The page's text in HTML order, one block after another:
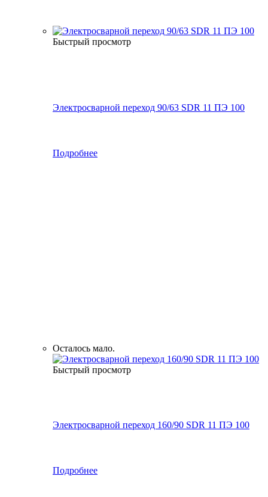
Быстрый просмотр
Электросварной переход 90/63 SDR 11 ПЭ 100
Подробнее
Осталось мало.
Быстрый просмотр
Электросварной переход 160/90 SDR 11 ПЭ 100
Подробнее